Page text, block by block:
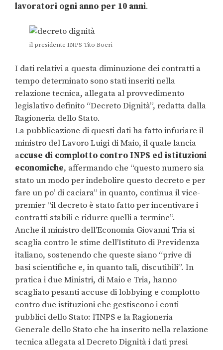
lavoratori ogni anno per 10 anni.
il presidente INPS Tito Boeri
I dati relativi a questa diminuzione dei contratti a
tempo determinato sono stati inseriti nella
relazione tecnica, allegata al provvedimento
legislativo definito “Decreto Dignità”, redatta dalla
Ragioneria dello Stato.
La pubblicazione di questi dati ha fatto infuriare il
ministro del Lavoro Luigi di Maio, il quale lancia
accuse di complotto contro INPS ed istituzioni
economiche, affermando che “questo numero sia
stato un modo per indebolire questo decreto e per
fare un po’ di caciara” in quanto, continua il vice-
premier “il decreto è stato fatto per incentivare i
contratti stabili e ridurre quelli a termine”.
Anche il ministro dell’Economia Giovanni Tria si
scaglia contro le stime dell’Istituto di Previdenza
italiano, sostenendo che queste siano “prive di
basi scientifiche e, in quanto tali, discutibili”. In
pratica i due Ministri, di Maio e Tria, hanno
scagliato pesanti accuse di lobbying e complotto
contro due istituzioni che gestiscono i conti
pubblici dello Stato: l’INPS e la Ragioneria
Generale dello Stato che ha inserito nella relazione
tecnica allegata al Decreto Dignità i dati presi